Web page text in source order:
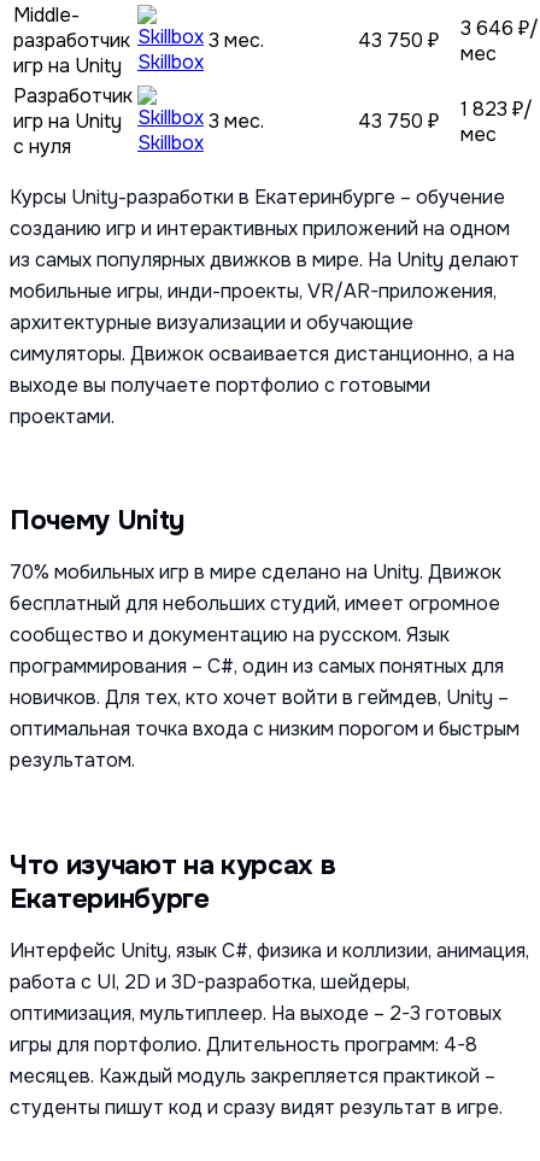
Middle-
разработчик
игр на Unity
Skillbox
3 мес. 43 750 ₽
3 646 ₽/
мес
Разработчик
игр на Unity
с нуля
Skillbox
3 мес. 43 750 ₽
1 823 ₽/
мес
Курсы Unity-разработки в Екатеринбурге – обучение
созданию игр и интерактивных приложений на одном
из самых популярных движков в мире. На Unity делают
мобильные игры, инди-проекты, VR/AR-приложения,
архитектурные визуализации и обучающие
симуляторы. Движок осваивается дистанционно, а на
выходе вы получаете портфолио с готовыми
проектами.
Почему Unity
70% мобильных игр в мире сделано на Unity. Движок
бесплатный для небольших студий, имеет огромное
сообщество и документацию на русском. Язык
программирования – C#, один из самых понятных для
новичков. Для тех, кто хочет войти в геймдев, Unity –
оптимальная точка входа с низким порогом и быстрым
результатом.
Что изучают на курсах в
Екатеринбурге
Интерфейс Unity, язык C#, физика и коллизии, анимация,
работа с UI, 2D и 3D-разработка, шейдеры,
оптимизация, мультиплеер. На выходе – 2-3 готовых
игры для портфолио. Длительность программ: 4-8
месяцев. Каждый модуль закрепляется практикой –
студенты пишут код и сразу видят результат в игре.